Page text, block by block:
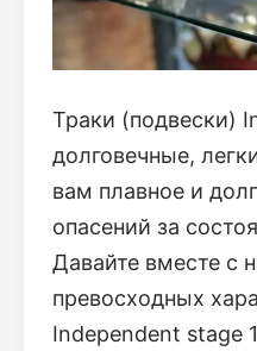
Траки (подвески)
долговечные,
вам плавное и
опасений за
Давайте вместе с
превосходных
Independent stage